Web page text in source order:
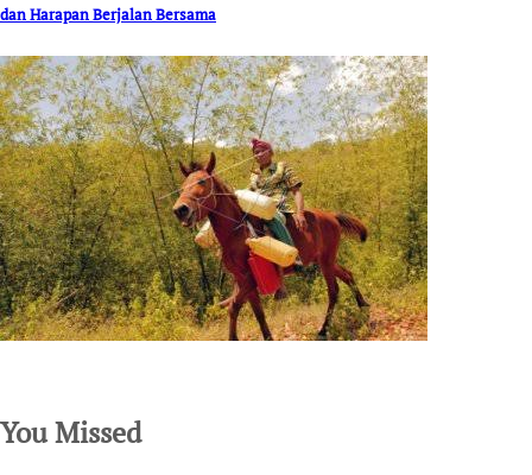
dan Harapan Berjalan Bersama
You Missed